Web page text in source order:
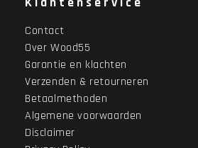
Contact
Over Wood55
Garantie en klachten
Verzenden & retourneren
Betaalmethoden
Algemene voorwaarden
Disclaimer